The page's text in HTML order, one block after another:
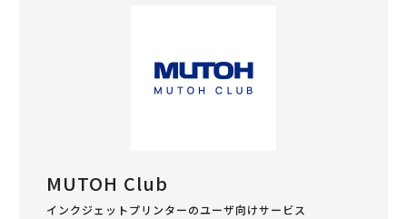
MUTOH Club
インクジェットプリンターのユーザ向けサービス